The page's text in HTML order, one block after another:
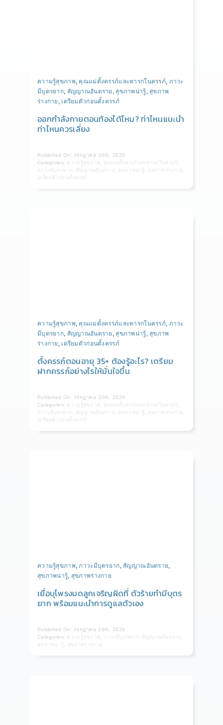
ความรู้สุขภาพ, คุณแม่ตั้งครรภ์และทารกในครรภ์, ภาวะ
มีบุตรยาก, สัญญาณอันตราย , สุขภาพน่ารู้, สุขภาพ
ร่างกาย , เตรียมตัวก่อนตั้งครรภ์
ออกกำลังกายตอนท้องได้ไหม? ท่าไหนแนะนำ
ท่าไหนควรเลี่ยง
Published On: กรกฎาคม 30th, 2026
Categories: ความรู้สุขภาพ คุณแม่ตั้งครรภ์และทารกในครรภ์
ภาวะมีบุตรยาก
สัญญาณอันตราย สุขภาพน่ารู้ สุขภาพร่างกาย
เตรียมตัวก่อนตั้งครรภ์
ความรู้สุขภาพ, คุณแม่ตั้งครรภ์และทารกในครรภ์, ภาวะ
มีบุตรยาก, สัญญาณอันตราย , สุขภาพน่ารู้, สุขภาพ
ร่างกาย , เตรียมตัวก่อนตั้งครรภ์
ตั้งครรภ์ตอนอายุ 35+ ต้องรู้อะไร? เตรียม
ฝากครรภ์อย่างไรให้มั่นใจขึ้น
Published On: กรกฎาคม 30th, 2026
Categories: ความรู้สุขภาพ คุณแม่ตั้งครรภ์และทารกในครรภ์
ภาวะมีบุตรยาก
สัญญาณอันตราย สุขภาพน่ารู้ สุขภาพร่างกาย
เตรียมตัวก่อนตั้งครรภ์
ความรู้สุขภาพ,ภาวะมีบุตรยาก, สัญญาณอันตราย,
สุขภาพน่ารู้, สุขภาพร่างกาย
เยื่อบุโพรงมดลูกเจริญผิดที่ ตัวร้ายทำมีบุตร
ยาก พร้อมแนะนำการดูแลตัวเอง
Published On: กรกฎาคม 29th, 2026
Categories: ความรู้สุขภาพ ภาวะมีบุตรยาก สัญญาณอันตราย
สุขภาพน่ารู้
สุขภาพร่างกาย